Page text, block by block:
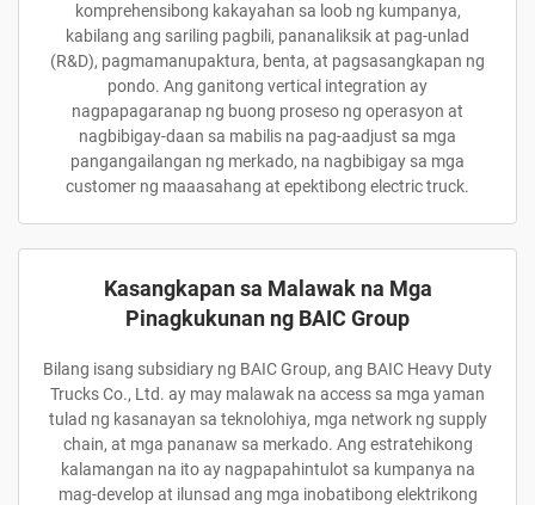
komprehensibong kakayahan sa loob ng kumpanya,
kabilang ang sariling pagbili, pananaliksik at pag-unlad
(R&D), pagmamanupaktura, benta, at pagsasangkapan ng
pondo. Ang ganitong vertical integration ay
nagpapagaranap ng buong proseso ng operasyon at
nagbibigay-daan sa mabilis na pag-aadjust sa mga
pangangailangan ng merkado, na nagbibigay sa mga
customer ng maaasahang at epektibong electric truck.
Kasangkapan sa Malawak na Mga
Pinagkukunan ng BAIC Group
Bilang isang subsidiary ng BAIC Group, ang BAIC Heavy Duty
Trucks Co., Ltd. ay may malawak na access sa mga yaman
tulad ng kasanayan sa teknolohiya, mga network ng supply
chain, at mga pananaw sa merkado. Ang estratehikong
kalamangan na ito ay nagpapahintulot sa kumpanya na
mag-develop at ilunsad ang mga inobatibong elektrikong